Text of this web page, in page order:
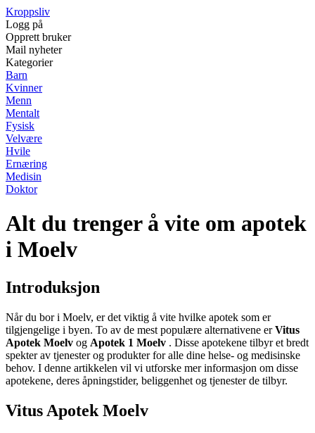
Kroppsliv
Logg på
Opprett bruker
Mail nyheter
Kategorier
Barn
Kvinner
Menn
Mentalt
Fysisk
Velvære
Hvile
Ernæring
Medisin
Doktor
Alt du trenger å vite om apotek
i Moelv
Introduksjon
Når du bor i Moelv, er det viktig å vite hvilke apotek som er
tilgjengelige i byen. To av de mest populære alternativene erVitus
Apotek Moelv og Apotek 1 Moelv . Disse apotekene tilbyr et bredt
spekter av tjenester og produkter for alle dine helse- og medisinske
behov. I denne artikkelen vil vi utforske mer informasjon om disse
apotekene, deres åpningstider, beliggenhet og tjenester de tilbyr.
Vitus Apotek Moelv